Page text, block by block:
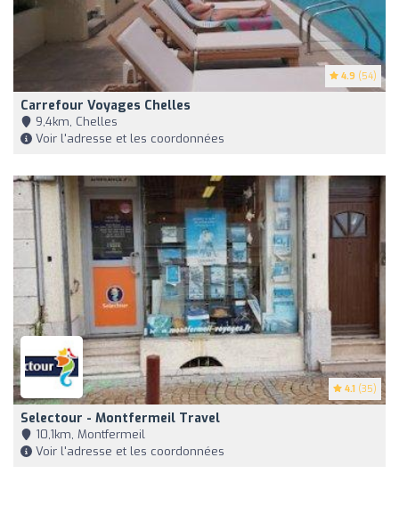
4.9 (54)
Carrefour Voyages Chelles
9,4km, Chelles
Voir l'adresse et les coordonnées
4.1 (35)
Selectour - Montfermeil Travel
10,1km, Montfermeil
Voir l'adresse et les coordonnées